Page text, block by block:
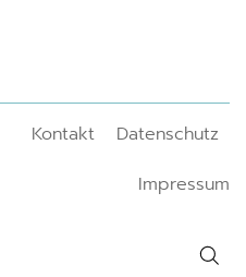
Kontakt
Datenschutz
Impressum